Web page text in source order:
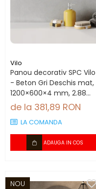
Vilo
Panou decorativ SPC Vilo
- Beton Gri Deschis mat,
1200×600×4 mm, 2.88
mp/cutie (4 panouri)
de la 381,89 RON
LA COMANDA
ADAUGA IN COS
NOU